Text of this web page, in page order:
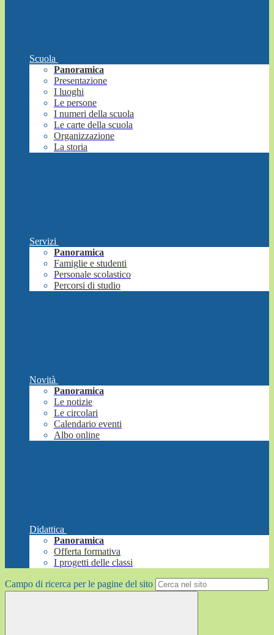
Scuola
Panoramica
Presentazione
I luoghi
Le persone
I numeri della scuola
Le carte della scuola
Organizzazione
La storia
Servizi
Panoramica
Famiglie e studenti
Personale scolastico
Percorsi di studio
Novità
Panoramica
Le notizie
Le circolari
Calendario eventi
Albo online
Didattica
Panoramica
Offerta formativa
I progetti delle classi
Campo di ricerca per le pagine del sito